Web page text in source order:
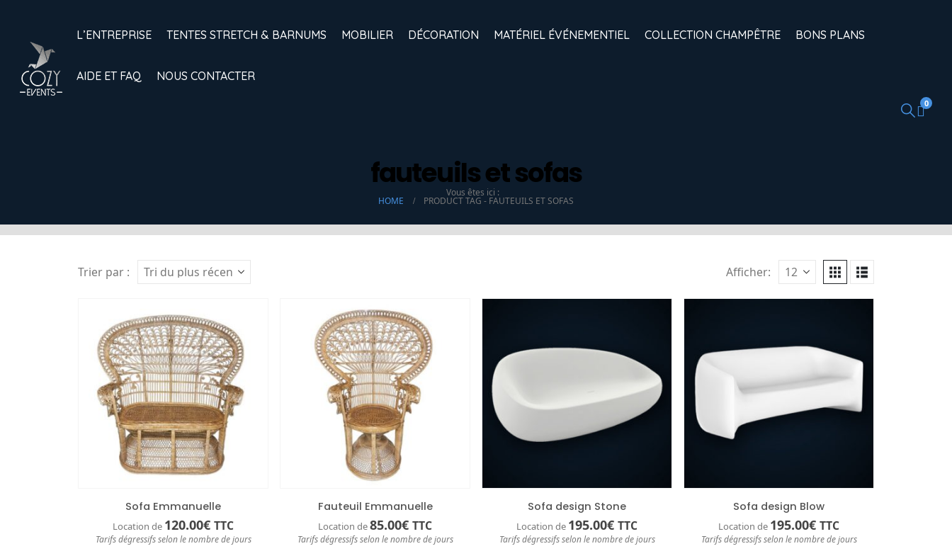
L’ENTREPRISE TENTES STRETCH & BARNUMS MOBILIER DÉCORATION MATÉRIEL ÉVÉNEMENTIEL COLLECTION CHAMPÊTRE BONS PLANS
AIDE ET FAQ NOUS CONTACTER
0
fauteuils et sofas
Vous êtes ici :
HOME PRODUCT TAG - FAUTEUILS ET SOFAS
Trier par : Afficher:
Sofa Emmanuelle
Location de 120.00€ TTC
Tarifs dégressifs selon le nombre de jours
Fauteuil Emmanuelle
Location de85.00€ TTC
Tarifs dégressifs selon le nombre de jours
Sofa design Stone
Location de 195.00€ TTC
Tarifs dégressifs selon le nombre de jours
Sofa design Blow
Location de 195.00€ TTC
Tarifs dégressifs selon le nombre de jours